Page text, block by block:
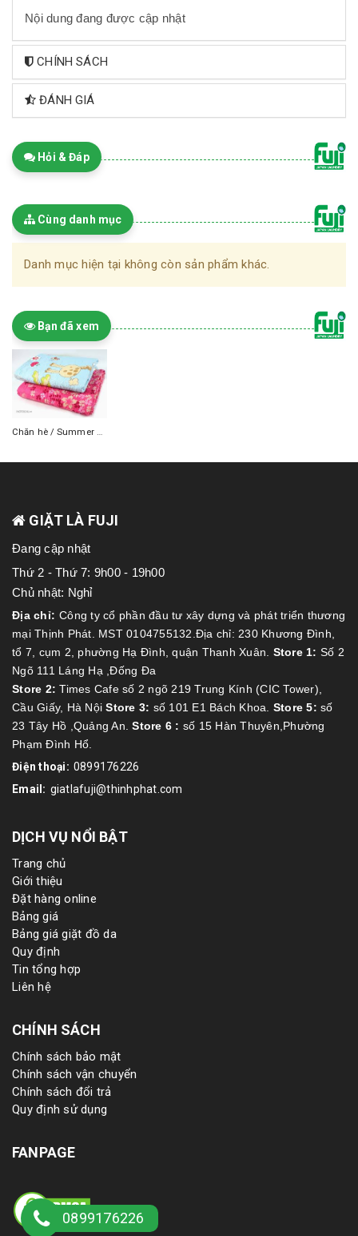
Nội dung đang được cập nhật
CHÍNH SÁCH
ĐÁNH GIÁ
Hỏi & Đáp
Cùng danh mục
Danh mục hiện tại không còn sản phẩm khác.
Bạn đã xem
Chăn hè / Summer Blanket /
GIẶT LÀ FUJI
Đang cập nhật
Thứ 2 - Thứ 7: 9h00 - 19h00
Chủ nhật: Nghỉ
Địa chỉ: Công ty cổ phần đầu tư xây dựng và phát triển thương
mại Thịnh Phát. MST 0104755132.Địa chỉ: 230 Khương Đình,
tổ 7, cụm 2, phường Hạ Đình, quận Thanh Xuân. Store 1: Số 2
Ngõ 111 Láng Hạ ,Đống Đa
Store 2: Times Cafe số 2 ngõ 219 Trung Kính (CIC Tower),
Cầu Giấy, Hà NộiStore 3: số 101 E1 Bách Khoa. Store 5: số
23 Tây Hồ ,Quảng An.Store 6 : số 15 Hàn Thuyên,Phường
Phạm Đình Hổ.
Điện thoại: 0899176226
Email: giatlafuji@thinhphat.com
DỊCH VỤ NỔI BẬT
Trang chủ
Giới thiệu
Đặt hàng online
Bảng giá
Bảng giá giặt đồ da
Quy định
Tin tổng hợp
Liên hệ
CHÍNH SÁCH
Chính sách bảo mật
Chính sách vận chuyển
Chính sách đổi trả
Quy định sử dụng
FANPAGE
0899176226